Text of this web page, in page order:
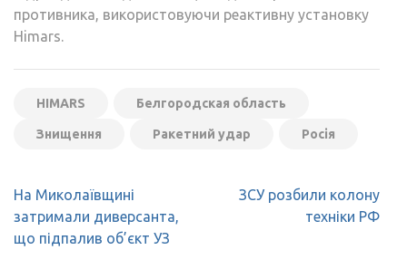
противника, використовуючи реактивну установку
Himars.
HIMARS Белгородская область
Знищення Ракетний удар Росія
Навігація
записів
На Миколаївщині
затримали диверсанта,
що підпалив об’єкт УЗ
ЗСУ розбили колону
техніки РФ